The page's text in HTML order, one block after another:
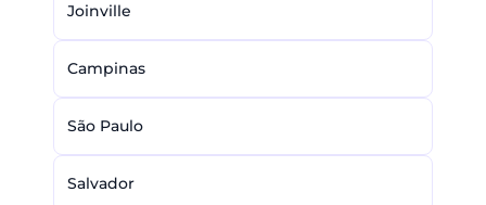
Joinville
Campinas
São Paulo
Salvador